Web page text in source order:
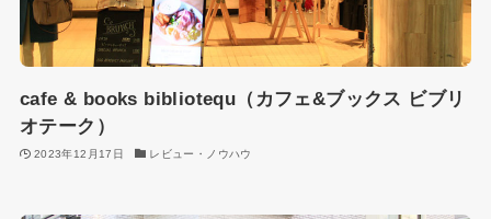
cafe & books bibliotequ（カフェ&ブックス ビブリ
オテーク）
2023年12月17日 レビュー・ノウハウ